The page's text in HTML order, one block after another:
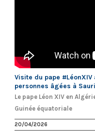
Visite du pape
personnes âgées à
Le pape Léon XIV en
Guinée équatoriale
20/04/2026